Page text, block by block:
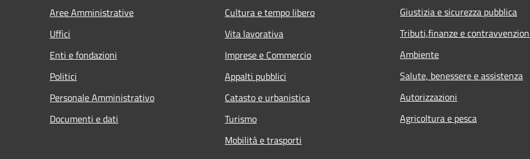
Aree Amministrative
Uffici
Enti e fondazioni
Politici
Personale Amministrativo
Documenti e dati
Cultura e tempo libero
Vita lavorativa
Imprese e Commercio
Appalti pubblici
Catasto e urbanistica
Turismo
Mobilità e trasporti
Giustizia e sicurezza pubblica
Tributi,finanze e
Ambiente
Salute, benessere e assistenza
Autorizzazioni
Agricoltura e pesca